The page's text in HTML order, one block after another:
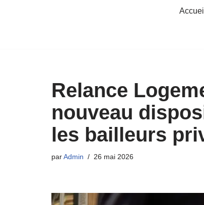
Accueil
Relance
nouveau
les bailleurs
parAdmin 26 mai 2026